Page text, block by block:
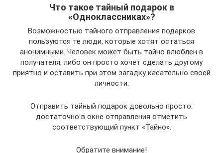
Что такое тайный подарок в
«Одноклассниках»?
Возможностью тайного отправления подарков
пользуются те люди, которые хотят остаться
анонимными. Человек может быть тайно влюблен в
получателя, либо он просто хочет сделать другому
приятно и оставить при этом загадку касательно своей
личности.
Отправить тайный подарок довольно просто:
достаточно в окне отправления отметить
соответствующий пункт «Тайно».
Обратите внимание!